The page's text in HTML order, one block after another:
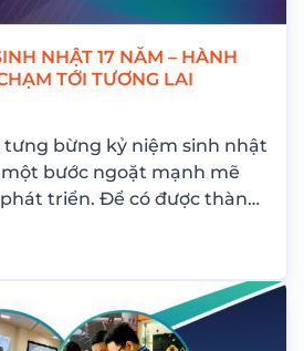
NHẬT 17 NĂM – HÀNH
TỚI TƯƠNG LAI
tưng bừng kỷ niệm sinh nhật
bước ngoặt mạnh mẽ
triển. Để có được thành